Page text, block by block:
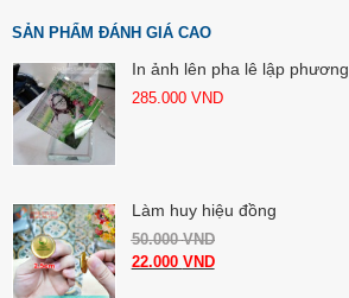
SẢN PHẨM ĐÁNH GIÁ CAO
In ảnh lên pha lê lập phương
285.000 VND
Làm huy hiệu đồng
50.000VND
22.000 VND